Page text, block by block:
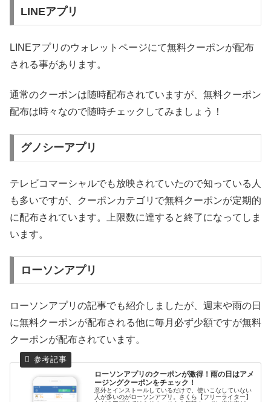
LINEアプリ
LINEアプリのウォレットページにて無料クーポンが配布
される事があります。
通常のクーポンは随時配布されていますが、無料クーポン
配布は時々なので随時チェックしてみましょう！
グノシーアプリ
テレビコマーシャルでも放映されていたので知っている人
も多いですが、クーポンカテゴリで無料クーポンが定期的
に配布されています。上限数に達すると終了になってしま
います。
ローソンアプリ
ローソンアプリの記事でも紹介しましたが、週末や雨の日
に無料クーポンが配布される他に毎月必ず少額ですが無料
クーポンが配布されています。
ローソンアプリのクーポンが激得！雨の日はアメ
ージングクーポンをチェック！
意外とインストールしているだけで、使いこなしていない
人が多いのがローソンアプリ。さくら【フリーライター】